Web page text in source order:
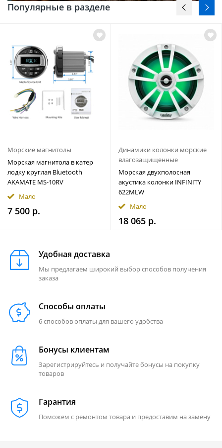
Популярные в разделе
Морские магнитолы
Морская магнитола в катер
лодку круглая Bluetooth
AKAMATE MS-10RV
Мало
7 500 р.
Динамики колонки морские
влагозащищенные
Морская двухполосная
акустика колонки INFINITY
622MLW
Мало
18 065 р.
Удобная доставка
Мы предлагаем широкий выбор способов получения
заказа
Способы оплаты
6 способов оплаты для вашего удобства
Бонусы клиентам
Зарегистрируйтесь и получайте бонусы на покупку
товаров
Гарантия
Поможем с ремонтом товара и предоставим на замену